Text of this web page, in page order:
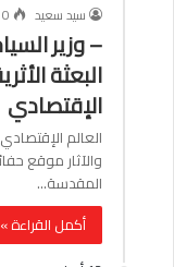
سيد سعيد
0
– وزير
البعثة
الإقتصادي
العالم
والآثار موقع
المقدسة…
أكمل القراءة »